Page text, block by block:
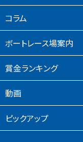
コラム
ボートレース場案内
賞⾦ランキング
動画
ピックアップ